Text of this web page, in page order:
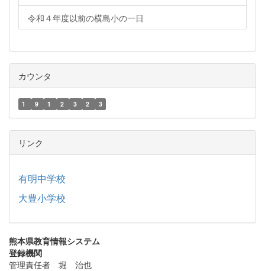
令和４年度以前の横島小の一日
カウンタ
1 9 1 2 3 2 3
リンク
有明中学校
大豊小学校
熊本県教育情報システム
登録機関
管理責任者 堀 治也